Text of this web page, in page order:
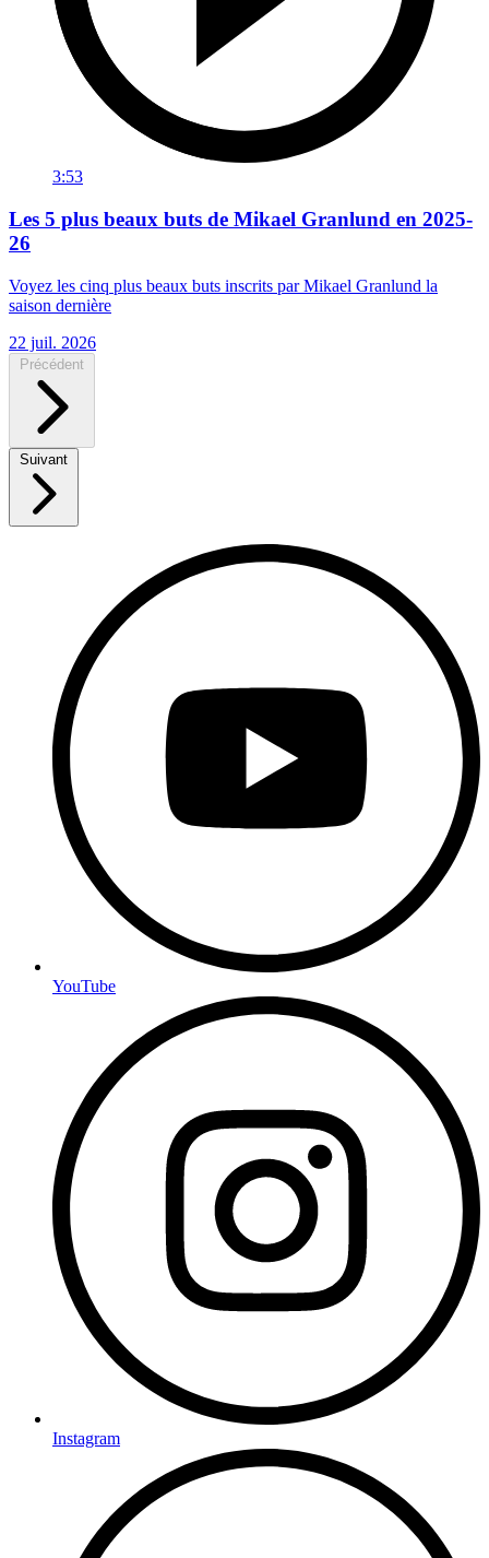
3:53
Les 5 plus beaux buts de Mikael Granlund en 2025-
26
Voyez les cinq plus beaux buts inscrits par Mikael Granlund la
saison dernière
22 juil. 2026
Précédent
Suivant
YouTube
Instagram